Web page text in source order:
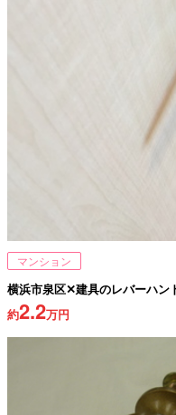
マンション
横浜市泉区✕建具のレバーハン
約2.2万円